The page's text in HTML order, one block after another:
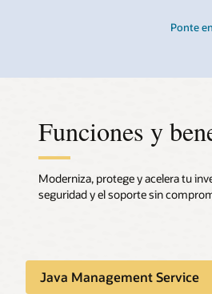
Ponte
Funciones y
Moderniza, protege y acelera tu
seguridad y el soporte sin
Java Management Service